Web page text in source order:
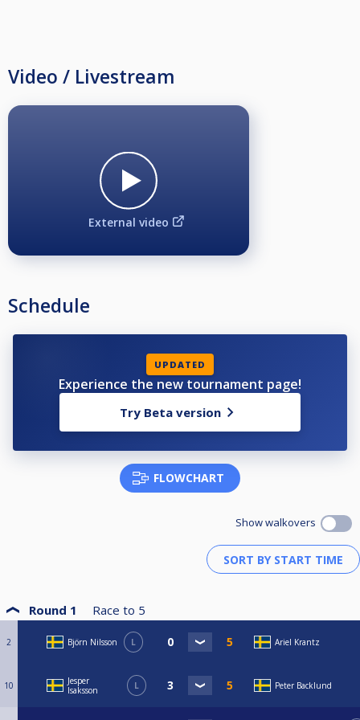
Video / Livestream
External video
Schedule
UPDATED
Experience the new tournament page!
Try Beta version
FLOWCHART
Show walkovers
Round 1 Race to 5
2 Björn Nilsson L Ariel Krantz
10
Jesper
Isaksson
L Peter Backlund